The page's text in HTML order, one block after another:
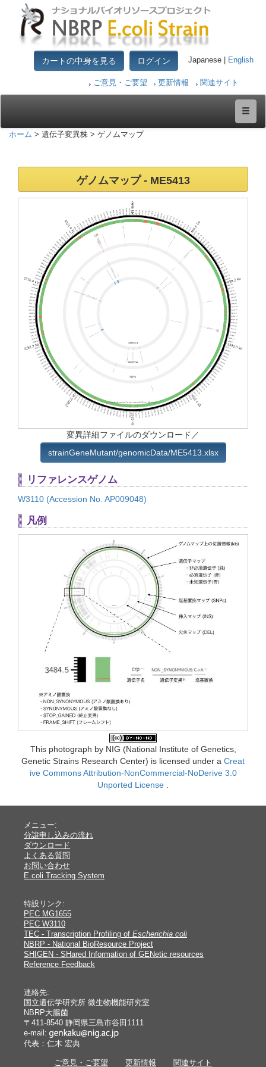
カートの中身を見る ログイン Japanese | English
ご意見・ご要望 更新情報 関連サイト
ホーム > 遺伝子変異株 > ゲノムマップ
ゲノムマップ - ME5413
変異詳細ファイルのダウンロード／
strainGeneMutant/genomicData/ME5413 .xlsx
リファレンスゲノム
W3110 (Accession No. AP009048)
凡例
This photograph by NIG (National Institute of Genetics,
Genetic Strains Research Center) is licensed under a Creat
ive Commons Attribution-NonCommercial-NoDerive 3.0
Unported License
メニュー:
分譲申し込みの流れ
ダウンロード
よくある質問
お問い合わせ
E.coli Tracking System
特設リンク:
PEC MG1655
PEC W3110
TEC - Transcription Profiling of Escherichia coli
NBRP - National BioResource Project
SHIGEN - SHared Information of GENetic resources
Reference Feedback
連絡先:
国立遺伝学研究所 微生物機能研究室
NBRP大腸菌
〒411-8540 静岡県三島市谷田1111
e-mail:
代表：仁木 宏典
ご意見・ご要望 更新情報 関連サイト